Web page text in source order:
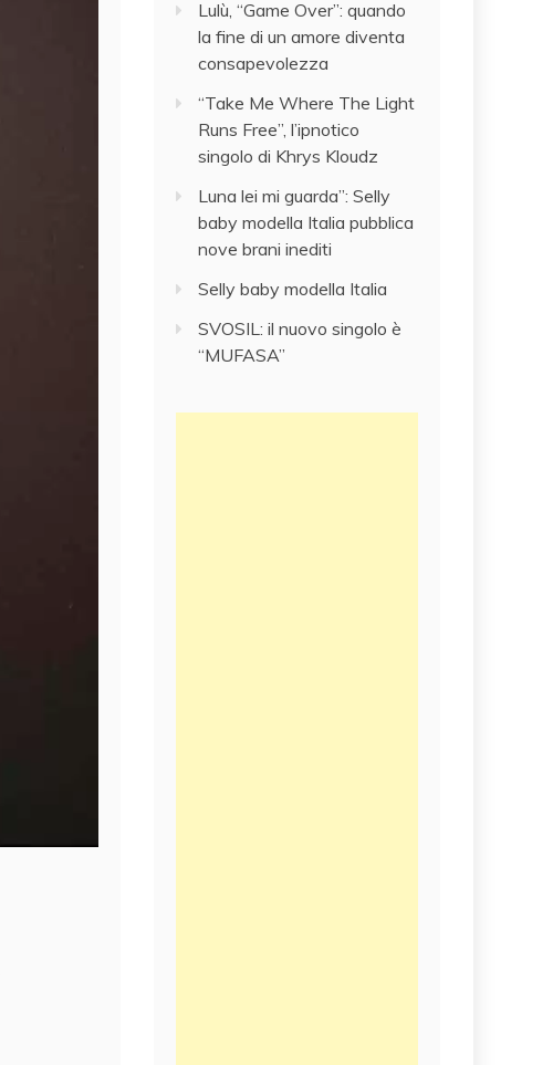
Lulù, “Game Over”: quando
la fine di un amore diventa
consapevolezza
“Take Me Where The Light
Runs Free”, l’ipnotico
singolo di Khrys Kloudz
Luna lei mi guarda”: Selly
baby modella Italia pubblica
nove brani inediti
Selly baby modella Italia
SVOSIL: il nuovo singolo è
“MUFASA”